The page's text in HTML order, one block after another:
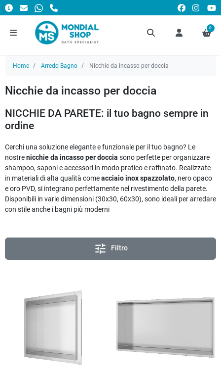
0
Home Arredo Bagno Nicchie da incasso per doccia
Nicchie da incasso per doccia
NICCHIE DA PARETE: il tuo bagno sempre in
ordine
Cerchi una soluzione elegante e funzionale per il tuo bagno? Le
nostrenicchie da incasso per doccia sono perfette per organizzare
shampoo, saponi e accessori in modo pratico e raffinato. Realizzate
in materiali di alta qualità comeacciaio inox spazzolato, nero opaco
e oro PVD, si integrano perfettamente nel rivestimento della parete.
Disponibili in varie dimensioni (30x30, 60x30), sono ideali per arredare
con stile anche i bagni più moderni
tune Filtro